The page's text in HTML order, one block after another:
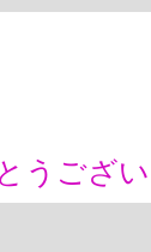
うござい